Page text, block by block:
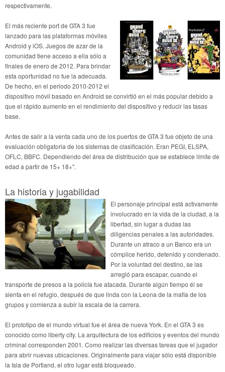
respectivamente.
El más reciente port de GTA 3 fue
lanzado para las plataformas móviles
Android y iOS. Juegos de azar de la
comunidad tiene acceso a ella sólo a
finales de enero de 2012. Para brindar
esta oportunidad no fue la adecuada.
De hecho, en el periodo 2010-2012 el
dispositivo móvil basado en Android se convirtió en el más popular debido a
que el rápido aumento en el rendimiento del dispositivo y reducir las tasas
base.
Antes de salir a la venta cada uno de los puertos de GTA 3 fue objeto de una
evaluación obligatoria de los sistemas de clasificación. Eran PEGI, ELSPA,
OFLC, BBFC. Dependiendo del área de distribución que se establece límite de
edad a partir de 15+ 18+".
La historia y jugabilidad
El personaje principal está activamente
involucrado en la vida de la ciudad, a la
libertad, sin lugar a dudas las
diligencias penales a las autoridades.
Durante un atraco a un Banco era un
cómplice herido, detenido y condenado.
Por la voluntad del destino, se las
arregló para escapar, cuando el
transporte de presos a la policía fue atacada. Durante algún tiempo él se
sienta en el refugio, después de que linda con la Leona de la mafia de los
grupos y comienza a subir la escala de la carrera.
El prototipo de el mundo virtual fue el área de nueva York. En el GTA 3 es
conocido como liberty city. La arquitectura de los edificios y eventos del mundo
criminal corresponden 2001. Como realizar las diversas tareas que el jugador
para abrir nuevas ubicaciones. Originalmente para viajar sólo está disponible
la Isla de Portland, el otro lugar está bloqueado.